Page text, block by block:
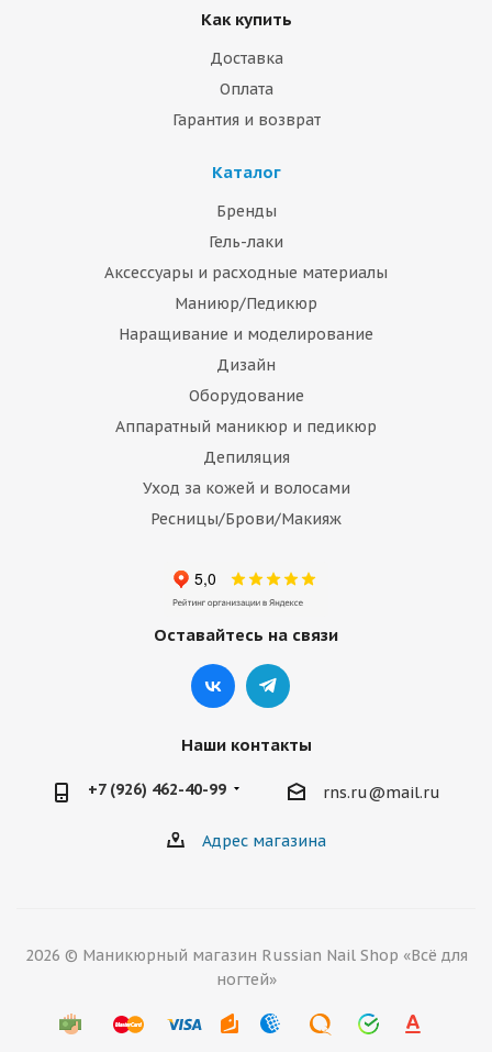
Как купить
Доставка
Оплата
Гарантия и возврат
Каталог
Бренды
Гель-лаки
Аксессуары и расходные материалы
Маниюр/Педикюр
Наращивание и моделирование
Дизайн
Оборудование
Аппаратный маникюр и педикюр
Депиляция
Уход за кожей и волосами
Ресницы/Брови/Макияж
Оставайтесь на связи
Наши контакты
+7 (926) 462-40-99 rns.ru@mail.ru
Адрес магазина
2026 © Маникюрный магазин Russian Nail Shop «Всё для
ногтей»